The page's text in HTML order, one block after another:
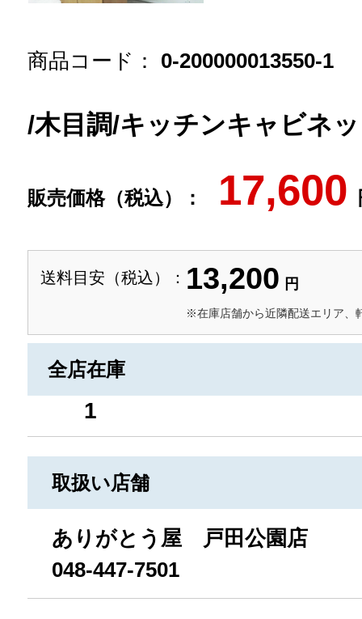
商品コード： 0-200000013550-1
/木目調/キッチンキャビネ
販売価格（税込）： 17,600
送料目安（税込）： 13,200 円
※在庫店舗から近隣配送エリア、
全店在庫
1
取扱い店舗
ありがとう屋 戸田公園店
048-447-7501